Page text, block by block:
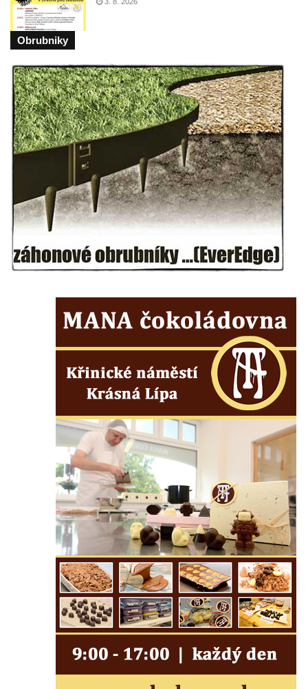
Dům čp. 26 ve Velenicích
Dům čp. 31 ve Velenicích
Dům čp. 155 ve Velenicích
Dům čp. 33 – bývalá škola ve Velenicích
Bývalá fara ve Velenicích
Dům ev.č. 26 ve Velenicích
Dům čp. 68 ve Velenicích
Dům čp. 67 ve Svojkově
Torzo domu čp. 6 ve Svojkově
Městské divadlo Chomutov
Ludwig Breitfeld, výroba prýmků – dnes
Pivovar Chalupník v Perštejně
Dům obuvi Baťa v Liberci
Hotel Cristal v Železném Brodě
Spořitelna a muzeum v Železném Brodě
Spořitelna v Semilech
Pojizerské galerie)
Obecní dům v Semilech
Pila U Lišáka u Rabštejna nad Střelou
Bývalá fara v Pražské ulici v Bochově
Fara u kostela svatých Petra a Pavla ve
Žluticích
Fuchsova vila v České Kamenici
Robert Fuchs, papírna v České Kamenici
Bývalá továrna Florian Hübel, tkalcovna u
Chřibské
Bývalá továrna J. B. Limburger junior,
přádelny bavlny v Chotyni
Bývalá továrna Johann Schowanek, tovární
Obrubniky